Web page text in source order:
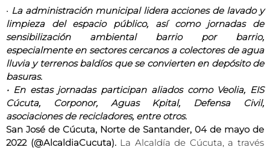
• La administración municipal lidera acciones de lavado y
limpieza del espacio público, así como jornadas de
sensibilización ambiental barrio por barrio,
especialmente en sectores cercanos a colectores de agua
lluvia y terrenos baldíos que se convierten en depósito de
basuras.
• En estas jornadas participan aliados como Veolia, EIS
Cúcuta, Corponor, Aguas Kpital, Defensa Civil,
asociaciones de recicladores, entre otros.
San José de Cúcuta, Norte de Santander, 04 de mayo de
2022 (@AlcaldiaCucuta). La Alcaldía de Cúcuta, a través